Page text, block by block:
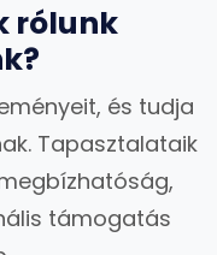
rólunk
és tudja
Tapasztalataik
támogatás